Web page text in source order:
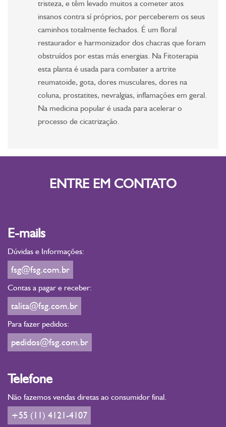
tristeza, e têm levado muitos a cometer atos
insanos contra sí próprios, por perceberem os seus
caminhos totalmente fechados. É um floral
restaurador e harmonizador dos chacras que foram
obstruídos por estas más energias. Na Fitoterapia
esta planta é usada para combater a artrite
reumatoide, gota, dores musculares, dores na
coluna, prostatites, nevralgias, inflamações em geral.
Na medicina popular é usada para acelerar o
processo de cicatrização.
ENTRE EM CONTATO
E-mails
Dúvidas e Informações:
fsg@fsg.com.br
Contas a pagar e receber:
talita@fsg.com.br
Para fazer pedidos:
pedidos@fsg.com.br
Telefone
Não fazemos vendas diretas ao consumidor final.
+55 (11) 4121-4107